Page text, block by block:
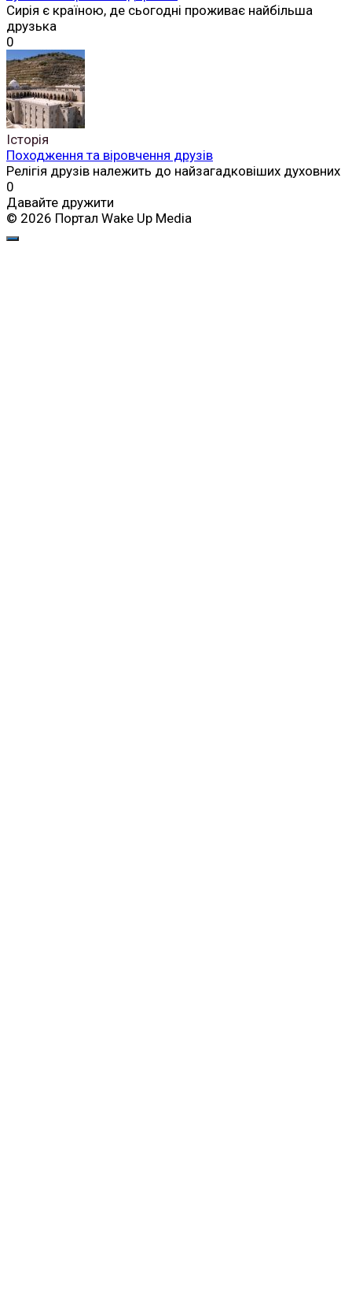
Сирія є країною, де сьогодні проживає найбільша
друзька
0
Історія
Походження та віровчення друзів
Релігія друзів належить до найзагадковіших духовних
0
Давайте дружити
© 2026 Портал Wake Up Media